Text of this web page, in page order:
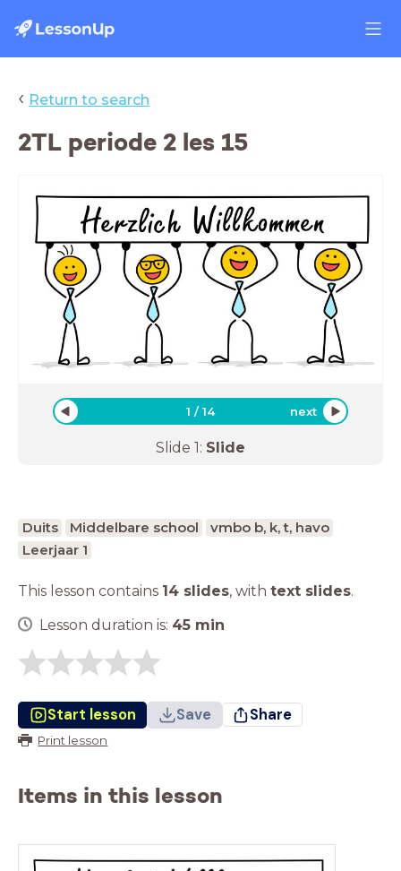
‹ Return to search
2TL periode 2 les 15
1 /14 next
Slide 1: Slide
Duits Middelbare school
vmbo b, k, t, havo
Leerjaar 1
This lesson contains 14 slides, with text slides.
Lesson duration is: 45 min
Start lesson Save Share
Print lesson
Items in this lesson